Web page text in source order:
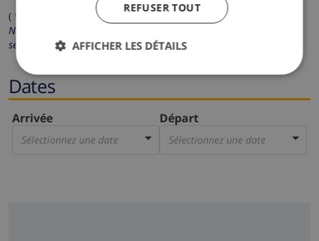
( * Les champs avec un astérisque sont obligatoires )
Nous respectons votre vie privée.
seront pas communiquées à des tiers.
Dates
Arrivée
Sélectionnez une date
Départ
Sélectionnez une date
REFUSER TOUT
AFFICHER LES DÉTAILS